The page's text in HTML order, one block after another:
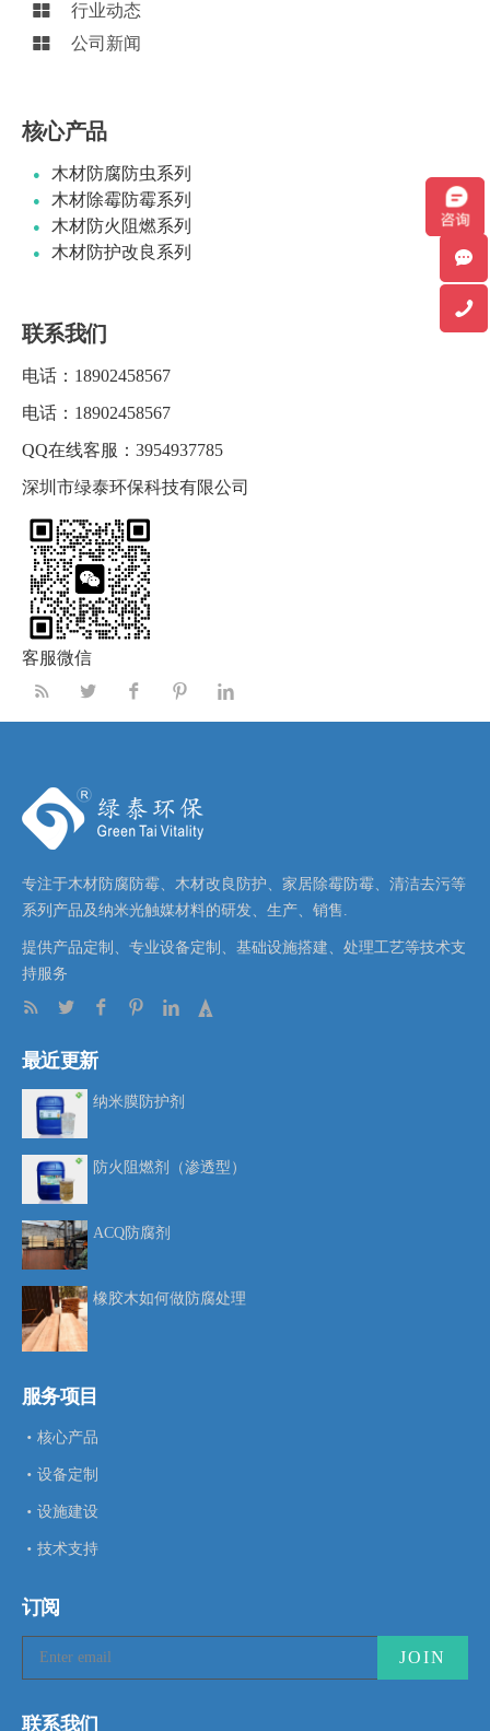
行业动态
公司新闻
核心产品
木材防腐防虫系列
木材除霉防霉系列
木材防火阻燃系列
木材防护改良系列
联系我们
电话： 18902458567
电话： 18902458567
QQ在线客服： 3954937785
深圳市绿泰环保科技有限公司
客服微信
专注于木材防腐防霉、木材改良防护、家居除霉防霉、清洁去污等
系列产品及纳米光触媒材料的研发、生产、销售.
提供产品定制、专业设备定制、基础设施搭建、处理工艺等技术支
持服务
最近更新
纳米膜防护剂
防火阻燃剂（渗透型）
ACQ防腐剂
橡胶木如何做防腐处理
服务项目
核心产品
设备定制
设施建设
技术支持
订阅
联系我们